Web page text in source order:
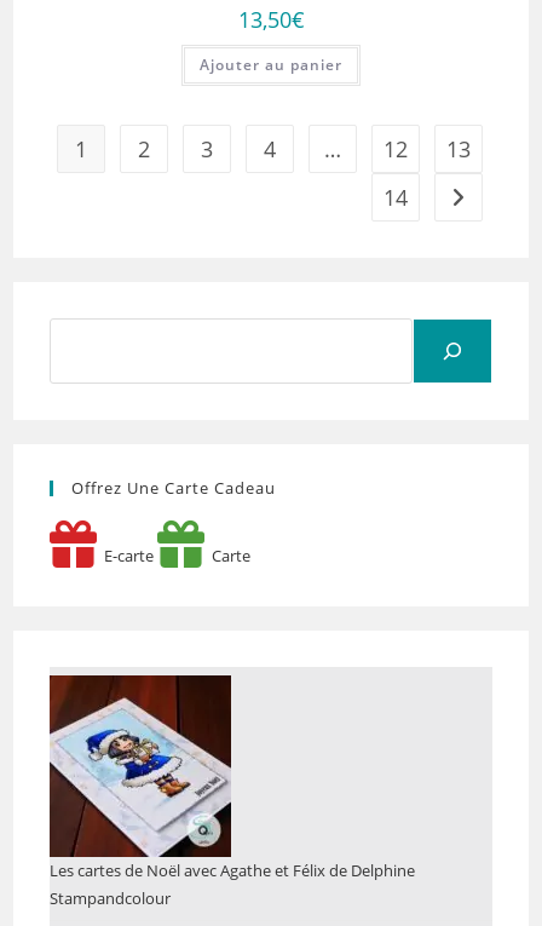
13,50€
Ajouter au panier
1 2 3 4 … 12
13
14
Offrez Une Carte Cadeau
E-carte Carte
Les cartes de Noël avec Agathe et Félix de Delphine
Stampandcolour